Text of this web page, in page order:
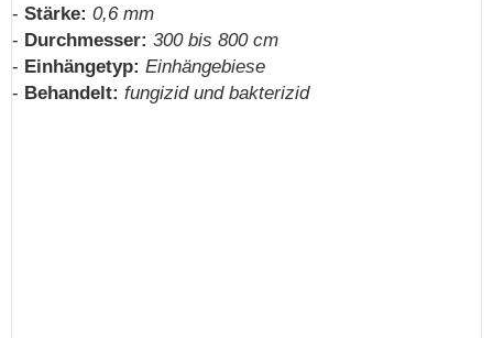
- Stärke: 0,6 mm
- Durchmesser: 300 bis 800 cm
- Einhängetyp: Einhängebiese
- Behandelt: fungizid und bakterizid